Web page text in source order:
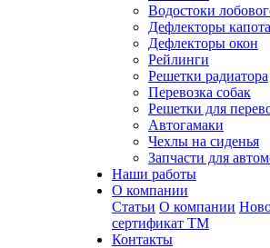
Водостоки
Дефлекторы капота
Дефлекторы окон
Рейлинги
Решетки радиатора
Перевозка собак
Решетки для
Автогамаки
Чехлы на сиденья
Запчасти для
Наши работы
О компании
Статьи О компании
сертификат ТМ
Контакты